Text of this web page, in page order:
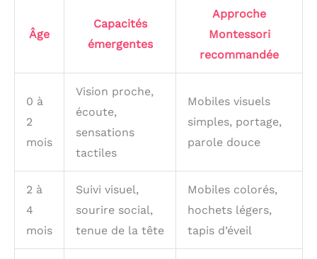
Âge
Capacités
émergentes
Approche
Montessori
recommandée
0 à
2
mois
Vision proche,
écoute,
sensations
tactiles
Mobiles visuels
simples, portage,
parole douce
2 à
4
mois
Suivi visuel,
sourire social,
tenue de la tête
Mobiles colorés,
hochets légers,
tapis d’éveil